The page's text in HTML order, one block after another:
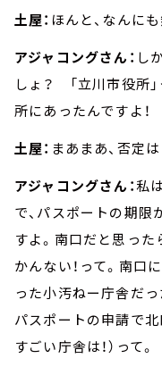
土屋： ほんと、なんにも
アジャコングさん： し
しょ？ 「立川市役所」
所にあったんですよ！
土屋： まあまあ、否定は
アジャコングさん：私
で、パスポートの期限
すよ。南口だと思った
かんない！って。南口
った小汚ねー庁舎だっ
パスポートの申請で北
すごい庁舎は！）って。